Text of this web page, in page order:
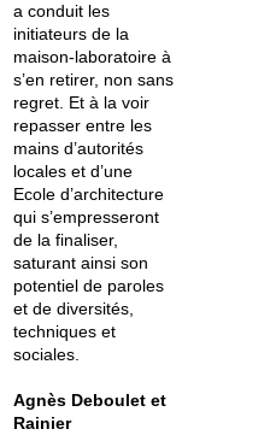
a conduit les
initiateurs de la
maison-laboratoire à
s’en retirer, non sans
regret. Et à la voir
repasser entre les
mains d’autorités
locales et d’une
Ecole d’architecture
qui s’empresseront
de la finaliser,
saturant ainsi son
potentiel de paroles
et de diversités,
techniques et
sociales.
Agnès Deboulet et
Rainier